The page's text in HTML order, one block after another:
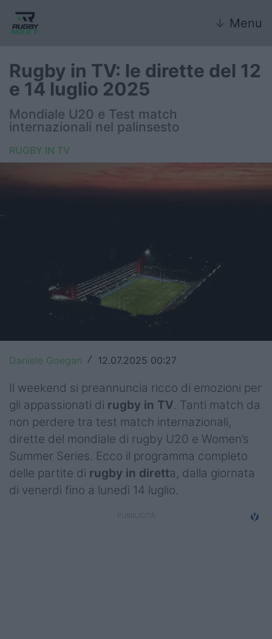
↓ Menu
Nazionali giovanili
Rugby Sevens
FIR
United Rugby Championship
Top14
Premiership
Champions Cup
Challenge Cup
World Rugby
Rugby World Cup
Super Rugby
Rugby in TV
Rugby in TV: le dirette del 12
e 14 luglio 2025
Mondiale U20 e Test match
internazionali nel palinsesto
RUGBY IN TV
Daniele Goegan / 12.07.2025 00:27
Il weekend si preannuncia ricco di emozioni per
gli appassionati di rugby in TV. Tanti match da
non perdere tra test match internazionali,
dirette del mondiale di rugby U20 e Women’s
Summer Series. Ecco il programma completo
delle partite di rugby in diretta, dalla giornata
di venerdì fino a lunedì 14 luglio.